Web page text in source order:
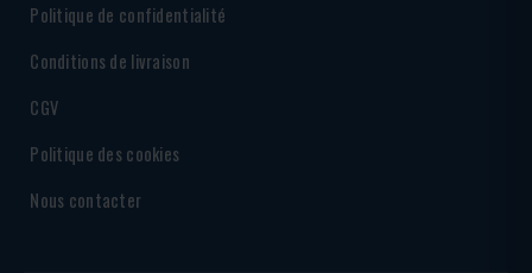
Politique de confidentialité
Conditions de livraison
CGV
Politique des cookies
Nous contacter